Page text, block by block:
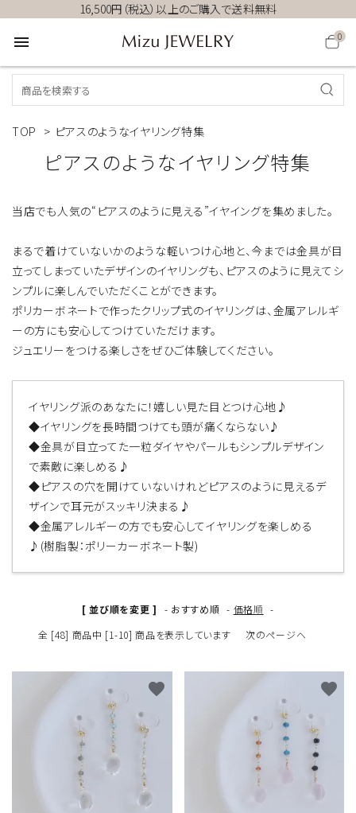
16,500円（税込）以上のご購入で送料無料
menu 0
TOP > ピアスのようなイヤリング特集
ピアスのようなイヤリング特集
当店でも人気の“ピアスのように見える”イヤイングを集めました。
まるで着けていないかのような軽いつけ心地と、今までは金具が目
立ってしまっていたデザインのイヤリングも、ピアスのように見えてシ
ンプルに楽しんでいただくことができます。
ポリカーボネートで作ったクリップ式のイヤリングは、金属アレルギ
ーの方にも安心してつけていただけます。
ジュエリーをつける楽しさをぜひご体験してください。
イヤリング派のあなたに！嬉しい見た目とつけ心地♪
◆イヤリングを長時間つけても頭が痛くならない♪
◆金具が目立ってた一粒ダイヤやパールもシンプルデザイン
で素敵に楽しめる♪
◆ピアスの穴を開けていないけれどピアスのように見えるデ
ザインで耳元がスッキリ決まる♪
◆金属アレルギーの方でも安心してイヤリングを楽しめる
♪(樹脂製：ポリーカーボネート製)
[ 並び順を変更 ] - おすすめ順 - 価格順 -
全 [48] 商品中 [1-10] 商品を表示しています
次のページへ
favorite favorite